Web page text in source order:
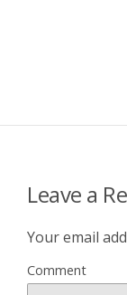
Leave a
Your email
Comment